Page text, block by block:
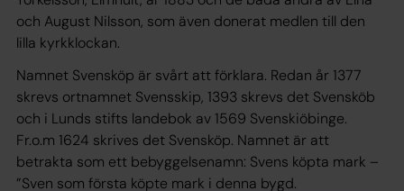
och August Nilsson, som även donerat medlen till den
lilla kyrkklockan.
Namnet Svensköp är svårt att förklara. Redan år 1377
skrevs ortnamnet Svensskip, 1393 skrevs det Svensköb
och i Lunds stifts landebok av 1569 Svenskiöbinge.
Fr.o.m 1624 skrives det Svensköp. Namnet är att
betrakta som ett bebyggelsenamn: Svens köpta mark –
”Sven som första köpte mark i denna bygd.